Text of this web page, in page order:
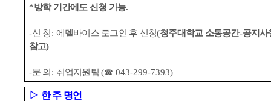
*방학 기간에도 신청 가능.
-신 청: 에델바이스 로그인 후 신청(청주대학교 소통공간-공지사
참고)
-문 의 : 취업지원팀 (☎ 043-299-7393)
▷ 한 주 명언